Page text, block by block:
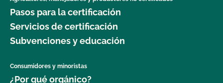
Pasos para la certificación
Servicios de certificación
Subvenciones y educación
Consumidores y minoristas
¿Por qué orgánico?